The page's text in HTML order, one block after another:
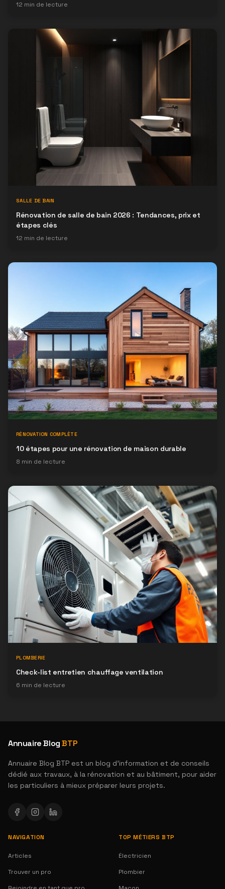
12 min de lecture
SALLE DE BAIN
Rénovation de salle de bain 2026 : Tendances, prix et
étapes clés
12 min de lecture
RÉNOVATION COMPLÈTE
10 étapes pour une rénovation de maison durable
8 min de lecture
PLOMBERIE
Check-list entretien chauffage ventilation
6 min de lecture
Annuaire BlogBTP
Annuaire Blog BTP est un blog d'information et de conseils
dédié aux travaux, à la rénovation et au bâtiment, pour aider
les particuliers à mieux préparer leurs projets.
NAVIGATION
Articles
Trouver un pro
TOP MÉTIERS BTP
Électricien
Plombier